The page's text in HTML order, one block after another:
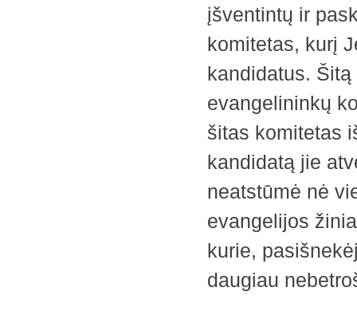
įšventintų ir
komitetas, kurį
kandidatus.
evangelininkų
šitas komitetas
kandidatą jie
neatstūmė nė
evangelijos
kurie,
daugiau